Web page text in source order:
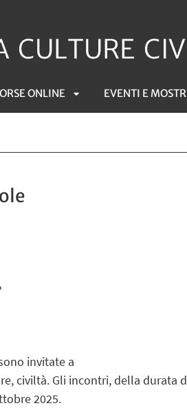
ONLINE EVENTI E
invitate a
civiltà. Gli incontri, della durata
2025.